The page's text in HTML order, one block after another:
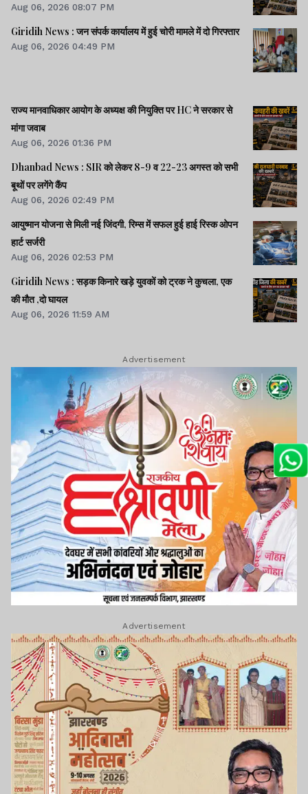
Aug 06, 2026 08:07 PM
Giridih News : जन संपर्क कार्यालय में हुई चोरी मामले में दो गिरफ्तार
Aug 06, 2026 04:49 PM
राज्य मानवाधिकार आयोग के अध्यक्ष की नियुक्ति पर HC ने सरकार से
मांगा जवाब
Aug 06, 2026 01:36 PM
Dhanbad News : SIR को लेकर 8-9 व 22-23 अगस्त को सभी
बूथों पर लगेंगे कैंप
Aug 06, 2026 02:49 PM
आयुष्मान योजना से मिली नई जिंदगी, रिम्स में सफल हुई हाई रिस्क ओपन
हार्ट सर्जरी
Aug 06, 2026 02:53 PM
Giridih News : सड़क किनारे खड़े युवकों को ट्रक ने कुचला, एक
की मौत ,दो घायल
Aug 06, 2026 11:59 AM
Advertisement
Advertisement